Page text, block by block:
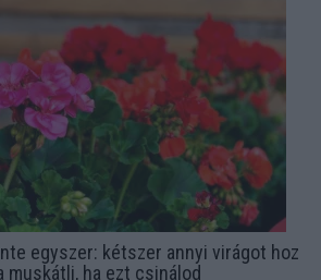
egyszer: kétszer annyi virágot hoz
muskátli, ha ezt csinálod